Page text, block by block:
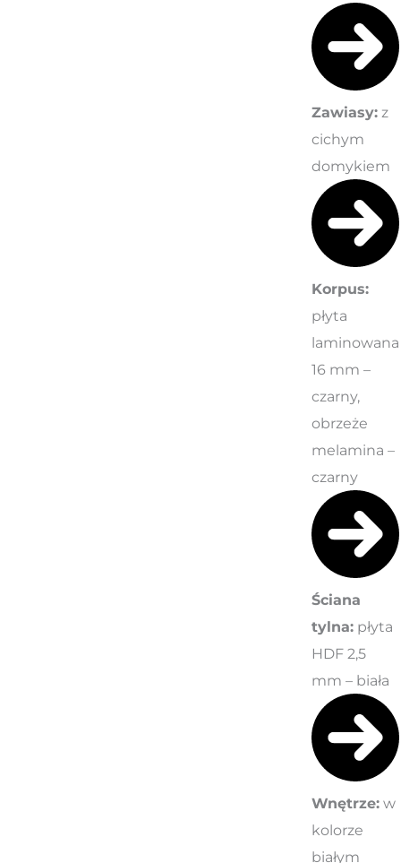
Zawiasy: z
cichym
domykiem
Korpus:
płyta
laminowana
16 mm –
czarny,
obrzeże
melamina –
czarny
Ściana
tylna: płyta
HDF 2,5
mm – biała
Wnętrze: w
kolorze
białym